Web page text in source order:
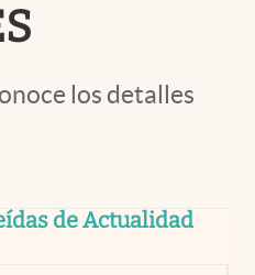
los detalles
de Actualidad